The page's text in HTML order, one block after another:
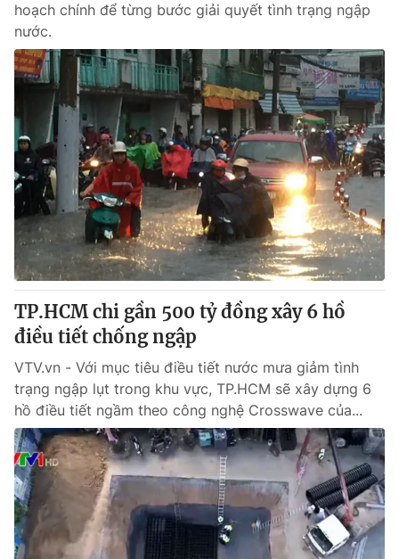
hoạch chính để từng bước giải quyết tình trạng ngập
nước.
TP.HCM chi gần 500 tỷ đồng xây 6 hồ
điều tiết chống ngập
VTV.vn - Với mục tiêu điều tiết nước mưa giảm tình
trạng ngập lụt trong khu vực, TP.HCM sẽ xây dựng 6
hồ điều tiết ngầm theo công nghệ Crosswave của...